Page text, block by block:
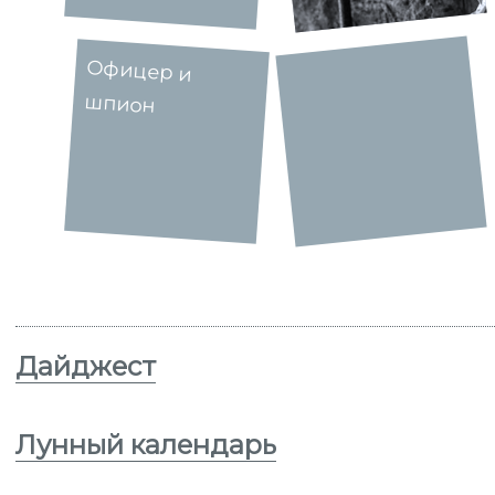
Офицер и
шпион
Дайджест
Лунный календарь